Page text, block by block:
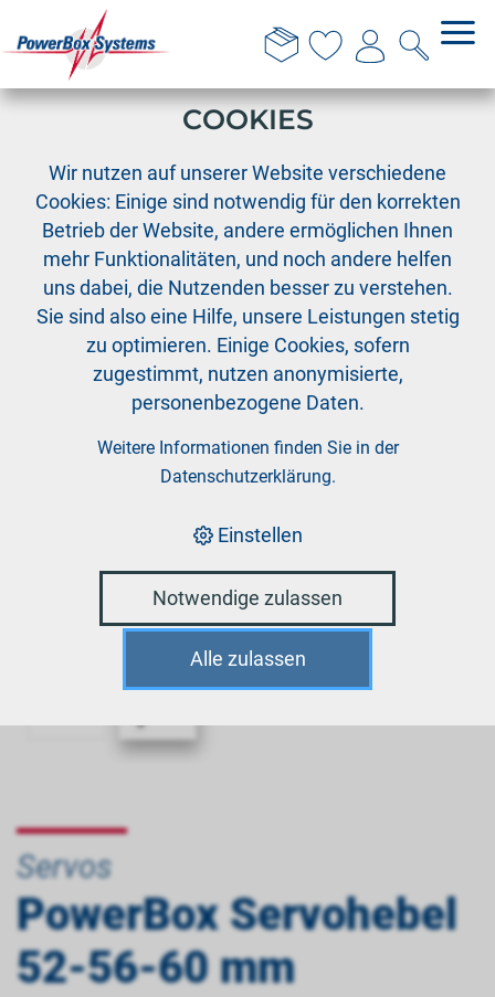
PowerBox Servohebel 52-56-60 mm
Servos
PowerBox Servohebel
52-56-60 mm
DIESE WEBSITE VERWENDET
COOKIES
Wir nutzen auf unserer Website verschiedene
Cookies: Einige sind notwendig für den korrekten
Betrieb der Website, andere ermöglichen Ihnen
mehr Funktionalitäten, und noch andere helfen
uns dabei, die Nutzenden besser zu verstehen.
Sie sind also eine Hilfe, unsere Leistungen stetig
zu optimieren. Einige Cookies, sofern
zugestimmt, nutzen anonymisierte,
personenbezogene Daten.
Weitere Informationen finden Sie in der
Datenschutzerklärung.
Einstellen
Notwendige zulassen
Alle zulassen